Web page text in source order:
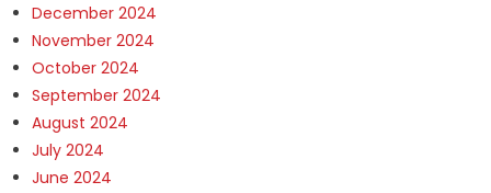
December 2024
November 2024
October 2024
September 2024
August 2024
July 2024
June 2024